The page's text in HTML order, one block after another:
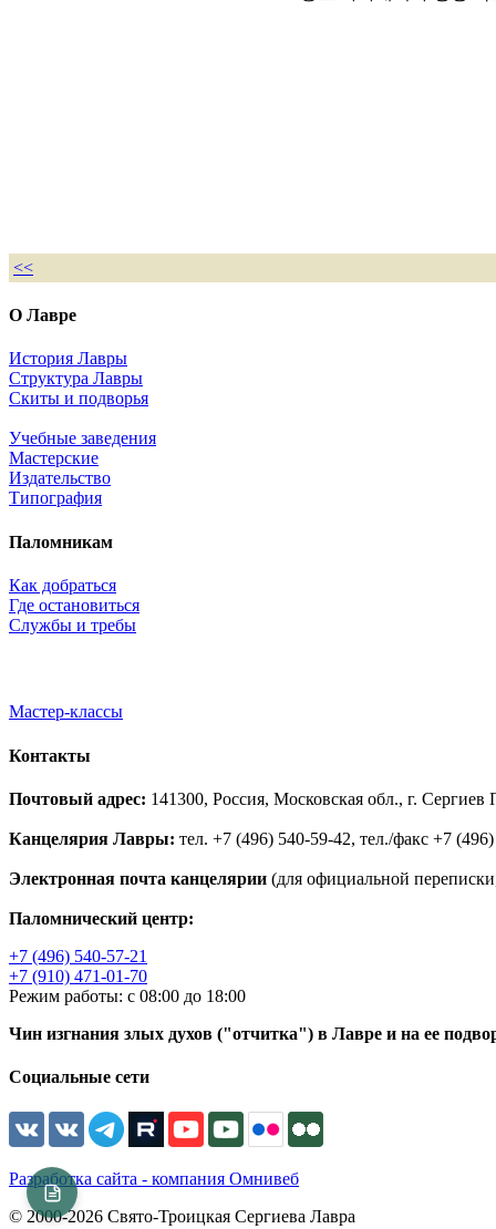
<<
О Лавре
История Лавры
Структура Лавры
Скиты и подворья
Учебные заведения
Мастерские
Издательство
Типография
Паломникам
Как добраться
Где остановиться
Службы и требы
Мастер-классы
Контакты
Почтовый адрес: 141300, Россия, Московская обл., г.
Канцелярия Лавры: тел. +7 (496) 540-59-42, тел./факс +7
Электронная почта канцелярии (для официальной
Паломнический центр:
+7 (496) 540-57-21
+7 (910) 471-01-70
Режим работы: с 08:00 до 18:00
Чин изгнания злых духов ("отчитка") в Лавре и на ее
Социальные сети
Разработка сайта - компания Омнивеб
© 2000-2026 Свято-Троицкая Сергиева Лавра